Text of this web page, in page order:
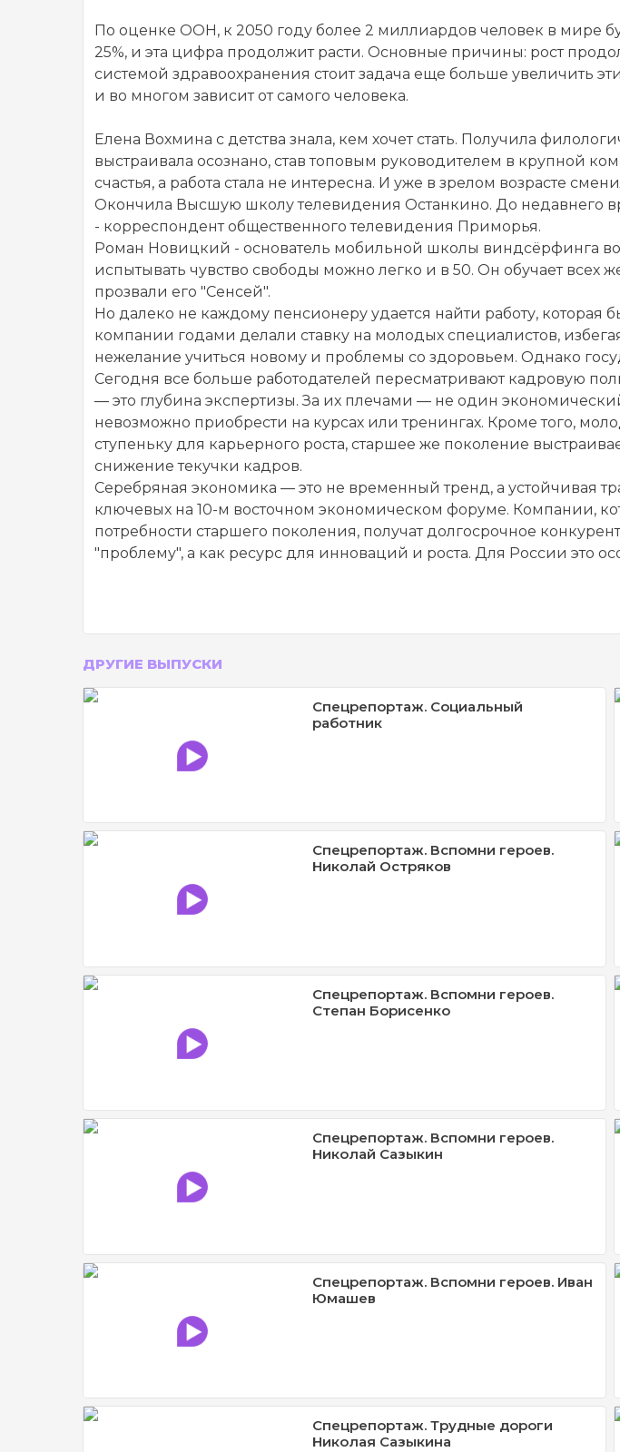
По оценке ООН, к 2050 году более 2 миллиардов человек в мире
25%, и эта цифра продолжит расти. Основные причины: рост
системой здравоохранения стоит задача еще больше увеличить
и во многом зависит от самого человека.
Елена Вохмина с детства знала, кем хочет стать. Получила
выстраивала осознано, став топовым руководителем в крупной
счастья, а работа стала не интересна. И уже в зрелом возрасте
Окончила Высшую школу телевидения Останкино. До недавнего
- корреспондент общественного телевидения Приморья.
Роман Новицкий - основатель мобильной школы виндсёрфинга
испытывать чувство свободы можно легко и в 50. Он обучает всех
прозвали его "Сенсей".
Но далеко не каждому пенсионеру удается найти работу,
компании годами делали ставку на молодых специалистов,
нежелание учиться новому и проблемы со здоровьем. Однако
Сегодня все больше работодателей пересматривают кадровую
— это глубина экспертизы. За их плечами — не один
невозможно приобрести на курсах или тренингах. Кроме того,
ступеньку для карьерного роста, старшее же поколение
снижение текучки кадров.
Серебряная экономика — это не временный тренд, а устойчивая
ключевых на 10-м восточном экономическом форуме. Компании,
потребности старшего поколения, получат долгосрочное
"проблему", а как ресурс для инноваций и роста. Для России это
ДРУГИЕ ВЫПУСКИ
Спецрепортаж. Социальный
работник
Спецрепортаж. Вспомни героев.
Николай Остряков
Спецрепортаж. Вспомни героев.
Степан Борисенко
Спецрепортаж. Вспомни героев.
Николай Сазыкин
Спецрепортаж. Вспомни героев. Иван
Юмашев
Спецрепортаж. Трудные дороги
Николая Сазыкина